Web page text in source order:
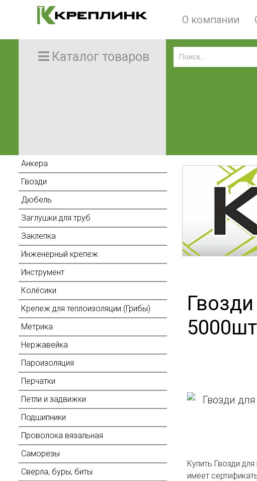
О компании
Каталог товаров
Анкера
Гвозди
Дюбель
Заглушки для труб
Заклепка
Инженерный крепеж
Инструмент
Колёсики
Крепеж для теплоизоляции (Грибы)
Метрика
Нержавейка
Пароизоляция
Перчатки
Петли и задвижки
Подшипники
Проволока вязальная
Саморезы
Сверла, буры, биты
Купить Гвозди
имеет